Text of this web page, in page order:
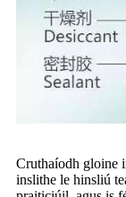
Cruthaíodh gloine
inslithe le hinsliú